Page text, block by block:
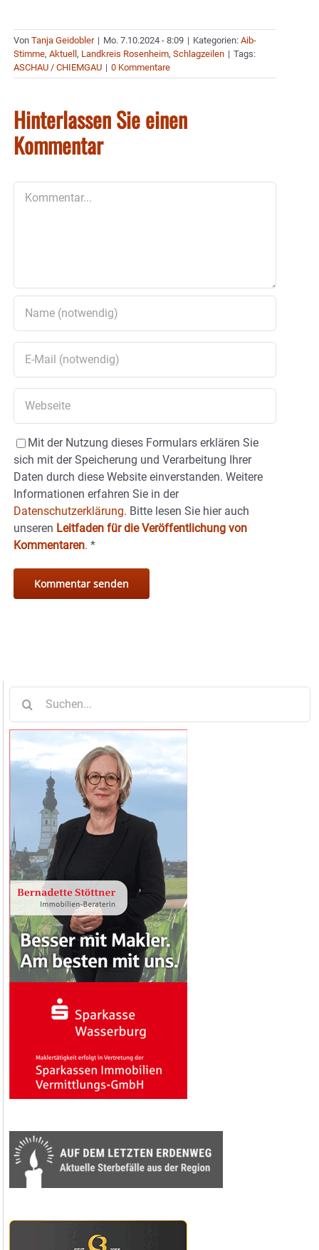
Von Tanja Geidobler | Mo. 7.10.2024 - 8:09 | Kategorien: Aib-
Stimme, Aktuell , Landkreis Rosenheim, Schlagzeilen | Tags:
ASCHAU / CHIEMGAU | 0 Kommentare
Hinterlassen Sie einen
Kommentar
Mit der Nutzung dieses Formulars erklären Sie
sich mit der Speicherung und Verarbeitung Ihrer
Daten durch diese Website einverstanden. Weitere
Informationen erfahren Sie in der
Datenschutzerklärung. Bitte lesen Sie hier auch
unseren Leitfaden für die Veröffentlichung von
Kommentaren. *
nach: